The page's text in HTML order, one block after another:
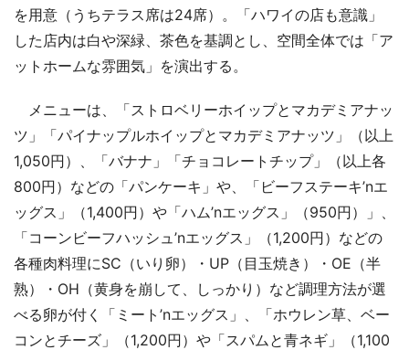
を用意（うちテラス席は24席）。「ハワイの店も意識」
した店内は白や深緑、茶色を基調とし、空間全体では「ア
ットホームな雰囲気」を演出する。
メニューは、「ストロベリーホイップとマカデミアナッ
ツ」「パイナップルホイップとマカデミアナッツ」（以上
1,050円）、「バナナ」「チョコレートチップ」（以上各
800円）などの「パンケーキ」や、「ビーフステーキ’nエ
ッグス」（1,400円）や「ハム’nエッグス」（950円）」、
「コーンビーフハッシュ’nエッグス」（1,200円）などの
各種肉料理にSC（いり卵）・UP（目玉焼き）・OE（半
熟）・OH（黄身を崩して、しっかり）など調理方法が選
べる卵が付く「ミート’nエッグス」、「ホウレン草、ベー
コンとチーズ」（1,200円）や「スパムと青ネギ」（1,100